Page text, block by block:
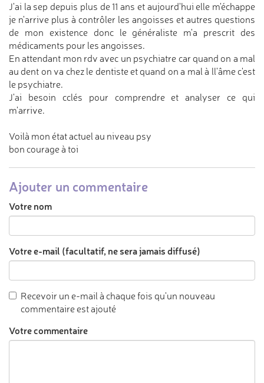
J'ai la sep depuis plus de 11 ans et aujourd'hui elle m'échappe
je n'arrive plus à contrôler les angoisses et autres questions
de mon existence donc le généraliste m'a prescrit des
médicaments pour les angoisses.
En attendant mon rdv avec un psychiatre car quand on a mal
au dent on va chez le dentiste et quand on a mal à ll'âme c'est
le psychiatre.
J'ai besoin cclés pour comprendre et analyser ce qui
m'arrive.
Voilà mon état actuel au niveau psy
bon courage à toi
Ajouter un commentaire
Votre nom
Votre e-mail (facultatif, ne sera jamais diffusé)
Recevoir un e-mail à chaque fois qu'un nouveau
commentaire est ajouté
Votre commentaire